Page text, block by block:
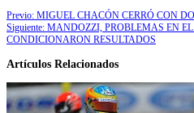
Previo: MIGUEL CHACÓN CERRÓ CON
Siguiente: MANDOZZI, PROBLEMAS EN
CONDICIONARON RESULTADOS
Artículos Relacionados